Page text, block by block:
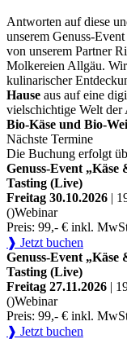
Antworten auf diese
unserem Genuss-
von unserem Partner
Molkereien Allgäu.
kulinarischer
Hause aus auf eine
vielschichtige Welt
Bio-Käse und Bio-
Nächste Termine
Die Buchung erfolgt
Genuss-Event
Tasting (Live)
Freitag 30.10.2026 |
()Webinar
Preis: 99,- € inkl.
❱ Jetzt buchen
Genuss-Event
Tasting (Live)
Freitag 27.11.2026 |
()Webinar
Preis: 99,- € inkl.
❱ Jetzt buchen